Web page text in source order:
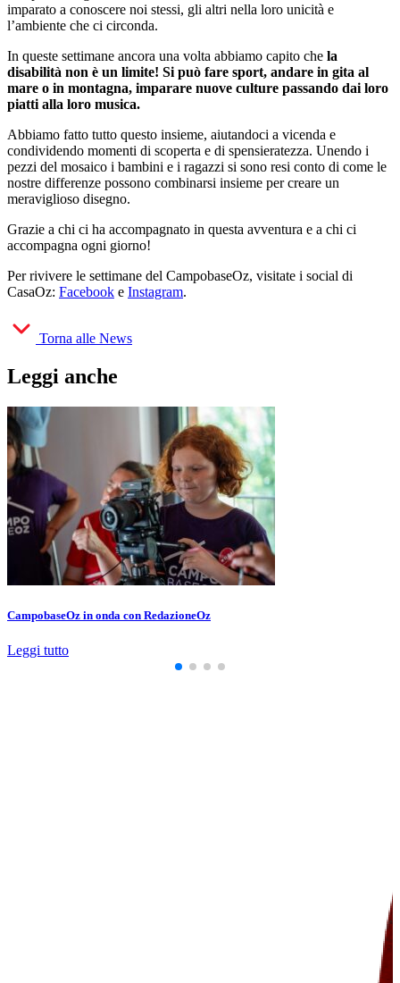
imparato a conoscere noi stessi, gli altri nella loro unicità e
l’ambiente che ci circonda.
In queste settimane ancora una volta abbiamo capito che la
disabilità non è un limite! Si può fare sport, andare in gita al
mare o in montagna, imparare nuove culture passando dai loro
piatti alla loro musica.
Abbiamo fatto tutto questo insieme, aiutandoci a vicenda e
condividendo momenti di scoperta e di spensieratezza. Unendo i
pezzi del mosaico i bambini e i ragazzi si sono resi conto di come le
nostre differenze possono combinarsi insieme per creare un
meraviglioso disegno.
Grazie a chi ci ha accompagnato in questa avventura e a chi ci
accompagna ogni giorno!
Per rivivere le settimane del CampobaseOz, visitate i social di
CasaOz: Facebook e Instagram.
Torna alle News
Leggi anche
CampobaseOz in onda con RedazioneOz
Leggi tutto